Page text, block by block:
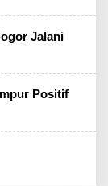
Jalani
Positif